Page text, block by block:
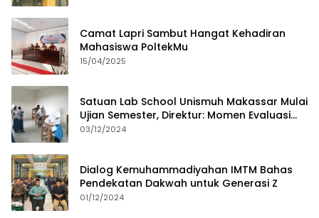
Camat Lapri Sambut Hangat Kehadiran
Mahasiswa PoltekMu
15/04/2025
Satuan Lab School Unismuh Makassar Mulai
Ujian Semester, Direktur: Momen Evaluasi
Proses Pembelajaran
03/12/2024
Dialog Kemuhammadiyahan IMTM Bahas
Pendekatan Dakwah untuk Generasi Z
01/12/2024